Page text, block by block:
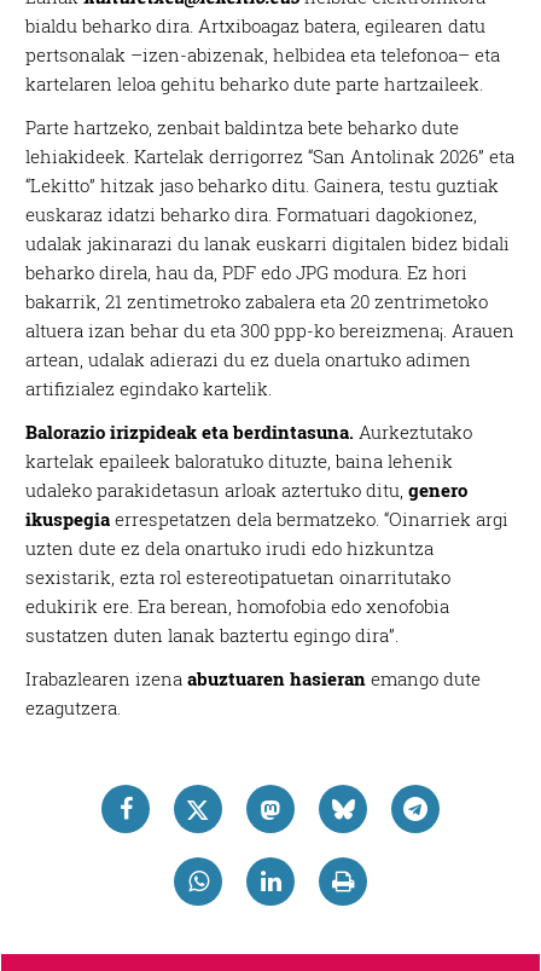
bialdu beharko dira. Artxiboagaz batera, egilearen datu
pertsonalak –izen-abizenak, helbidea eta telefonoa– eta
kartelaren leloa gehitu beharko dute parte hartzaileek.
Parte hartzeko, zenbait baldintza bete beharko dute
lehiakideek. Kartelak derrigorrez “San Antolinak 2026” eta
“Lekitto” hitzak jaso beharko ditu. Gainera, testu guztiak
euskaraz idatzi beharko dira. Formatuari dagokionez,
udalak jakinarazi du lanak euskarri digitalen bidez bidali
beharko direla, hau da, PDF edo JPG modura. Ez hori
bakarrik, 21 zentimetroko zabalera eta 20 zentrimetoko
altuera izan behar du eta 300 ppp-ko bereizmena¡. Arauen
artean, udalak adierazi du ez duela onartuko adimen
artifizialez egindako kartelik.
Balorazio irizpideak eta berdintasuna.Aurkeztutako
kartelak epaileek baloratuko dituzte, baina lehenik
udaleko parakidetasun arloak aztertuko ditu,genero
ikuspegia errespetatzen dela bermatzeko. “Oinarriek argi
uzten dute ez dela onartuko irudi edo hizkuntza
sexistarik, ezta rol estereotipatuetan oinarritutako
edukirik ere. Era berean, homofobia edo xenofobia
sustatzen duten lanak baztertu egingo dira”.
Irabazlearen izena abuztuaren hasieran emango dute
ezagutzera.